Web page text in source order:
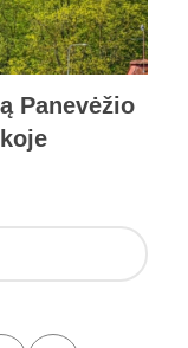
Panevėžio